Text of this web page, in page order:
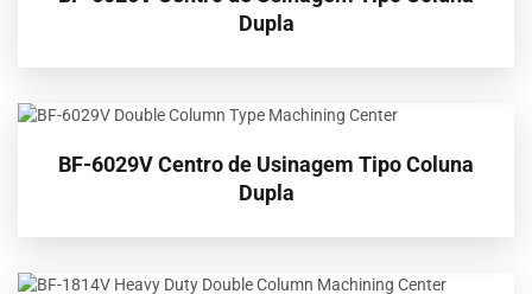
Dupla
BF-6029V Centro de Usinagem Tipo Coluna
Dupla